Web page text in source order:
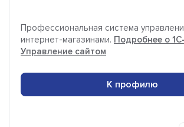
Профессиональная система
интернет-магазинами. Подробнее о
Управление сайтом
К профилю